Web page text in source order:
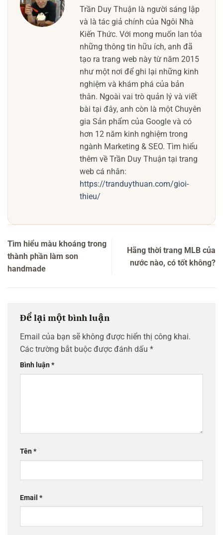
Trần Duy Thuận là người sáng lập
và là tác giả chính của Ngôi Nhà
Kiến Thức. Với mong muốn lan tỏa
những thông tin hữu ích, anh đã
tạo ra trang web này từ năm 2015
như một nơi để ghi lại những kinh
nghiệm và khám phá của bản
thân. Ngoài vai trò quản lý và viết
bài tại đây, anh còn là một Chuyên
gia Sản phẩm của Google và có
hơn 12 năm kinh nghiệm trong
ngành Marketing & SEO. Tìm hiểu
thêm về Trần Duy Thuận tại trang
web cá nhân:
https://tranduythuan.com/gioi-
thieu/
Tìm hiểu màu khoáng trong
thành phần làm son
handmade
Hãng thời trang MLB của
nước nào, có tốt không?
Để lại một bình luận
Email của bạn sẽ không được hiển thị công khai.
Các trường bắt buộc được đánh dấu *
Bình luận*
Tên*
Email *